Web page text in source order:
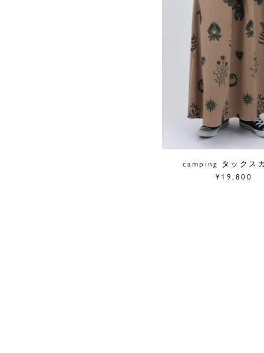
camping タックス
¥19,800